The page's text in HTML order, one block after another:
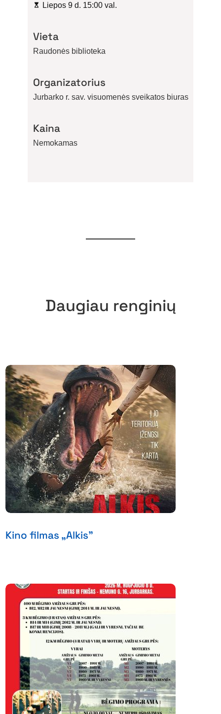
Liepos 9 d. 15:00 val.
Vieta
Raudonės biblioteka
Organizatorius
Jurbarko r. sav. visuomenės sveikatos biuras
Kaina
Nemokamas
Daugiau renginių
Kino filmas „Alkis”